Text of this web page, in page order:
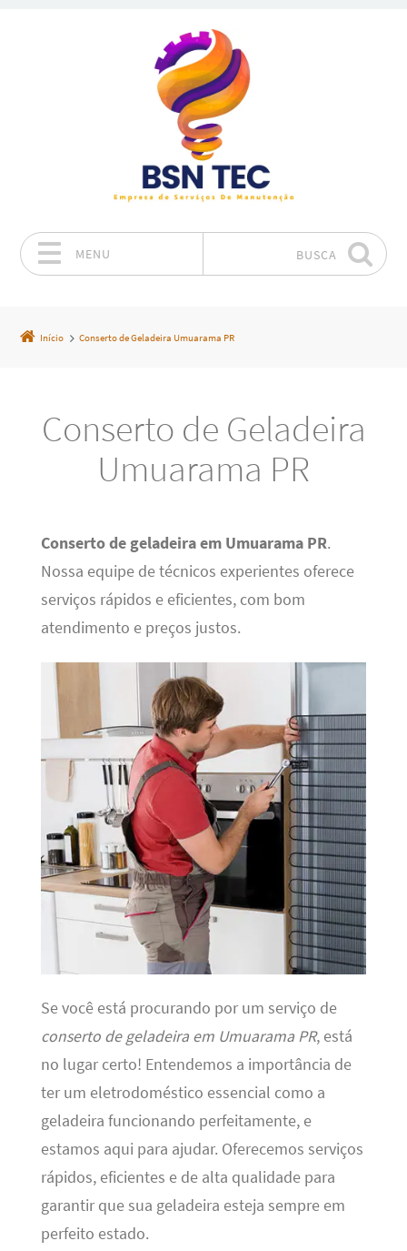
MENU BUSCA
Início Conserto de Geladeira Umuarama PR
Conserto de Geladeira
Umuarama PR
Conserto de geladeira em Umuarama PR.
Nossa equipe de técnicos experientes oferece
serviços rápidos e eficientes, com bom
atendimento e preços justos.
Se você está procurando por um serviço de
conserto de geladeira em Umuarama PR, está
no lugar certo! Entendemos a importância de
ter um eletrodoméstico essencial como a
geladeira funcionando perfeitamente, e
estamos aqui para ajudar. Oferecemos serviços
rápidos, eficientes e de alta qualidade para
garantir que sua geladeira esteja sempre em
perfeito estado.